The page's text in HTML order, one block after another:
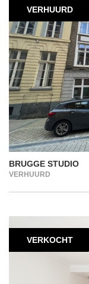
VERHUURD
BRUGGE STUDIO
VERHUURD
VERKOCHT